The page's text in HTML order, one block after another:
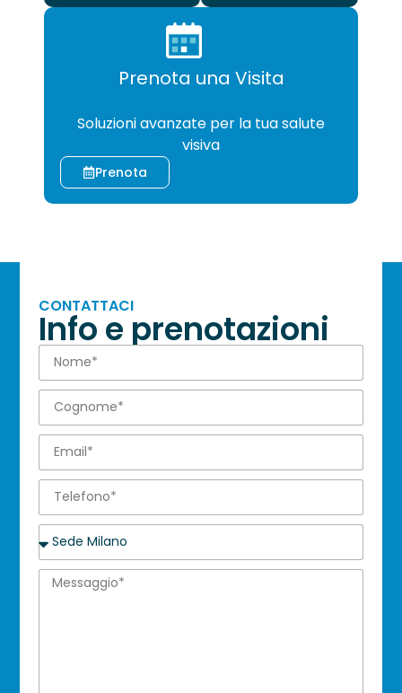
Prenota una Visita
Soluzioni avanzate per la tua salute
visiva
Prenota
CONTATTACI
Info e prenotazioni